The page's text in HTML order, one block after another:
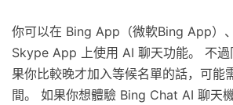
你可以在 Bing App（微軟Bing App）
Skype App 上使用 AI 聊天功能。 不過
果你比較晚才加入等候名單的話，可能
間。 如果你想體驗 Bing Chat AI 聊天